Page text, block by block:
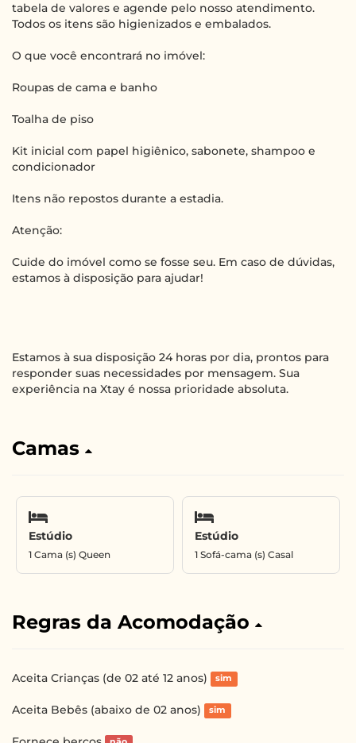
tabela de valores e agende pelo nosso atendimento.
Todos os itens são higienizados e embalados.
O que você encontrará no imóvel:
Roupas de cama e banho
Toalha de piso
Kit inicial com papel higiênico, sabonete, shampoo e
condicionador
Itens não repostos durante a estadia.
Atenção:
Cuide do imóvel como se fosse seu. Em caso de dúvidas,
estamos à disposição para ajudar!
Estamos à sua disposição 24 horas por dia, prontos para
responder suas necessidades por mensagem. Sua
experiência na Xtay é nossa prioridade absoluta.
Camas
Estúdio
1 Cama (s) Queen
Estúdio
1 Sofá-cama (s) Casal
Regras da Acomodação
Aceita Crianças (de 02 até 12 anos) sim
Aceita Bebês (abaixo de 02 anos) sim